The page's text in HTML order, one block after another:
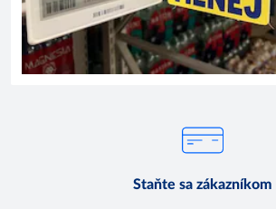
Staňte sa zákazníkom